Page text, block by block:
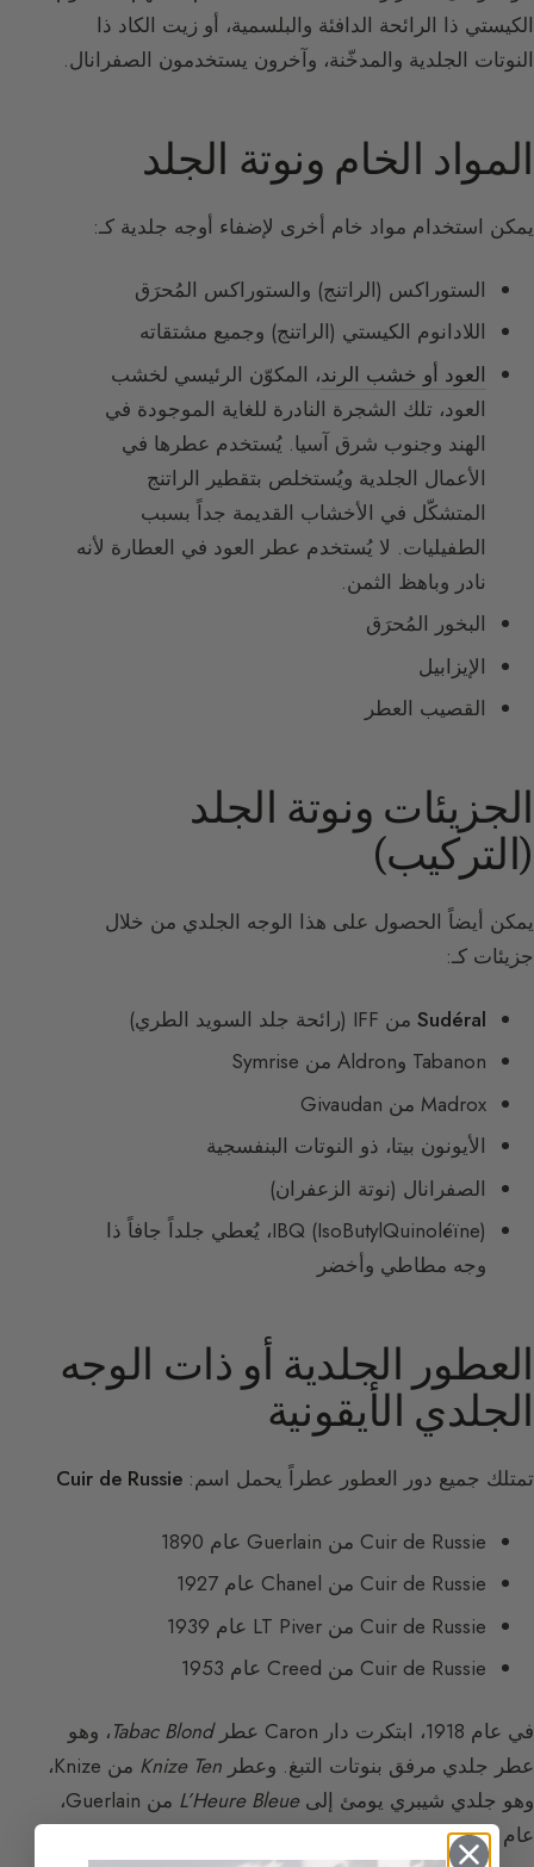
الكيستي ذا الرائحة الدافئة والبلسمية، أو زيت الكاد ذا
النوتات الجلدية والمدخّنة، وآخرون يستخدمون الصفرانال.
المواد الخام ونوتة الجلد
يمكن استخدام مواد خام أخرى لإضفاء أوجه جلدية كـ:
الستوراكس (الراتنج) والستوراكس المُحرَق
اللادانوم الكيستي (الراتنج) وجميع مشتقاته
العود أو خشب الرند، المكوّن الرئيسي لخشب
العود، تلك الشجرة النادرة للغاية الموجودة في
الهند وجنوب شرق آسيا. يُستخدم عطرها في
الأعمال الجلدية ويُستخلص بتقطير الراتنج
المتشكّل في الأخشاب القديمة جداً بسبب
الطفيليات. لا يُستخدم عطر العود في العطارة لأنه
نادر وباهظ الثمن.
البخور المُحرَق
الإيزابيل
القصيب العطر
الجزيئات ونوتة الجلد
(التركيب)
يمكن أيضاً الحصول على هذا الوجه الجلدي من خلال
جزيئات كـ:
Sudéral من IFF (رائحة جلد السويد الطري)
Tabanon وAldron من Symrise
Madrox من Givaudan
الأيونون بيتا، ذو النوتات البنفسجية
الصفرانال (نوتة الزعفران)
IBQ (IsoButylQuinoléïne)، يُعطي جلداً جافاً ذا
وجه مطاطي وأخضر
العطور الجلدية أو ذات الوجه
الجلدي الأيقونية
تمتلك جميع دور العطور عطراً يحمل اسم: Cuir de Russie
Cuir de Russie من Guerlain عام 1890
Cuir de Russie من Chanel عام 1927
Cuir de Russie من LT Piver عام 1939
Cuir de Russie من Creed عام 1953
في عام 1918، ابتكرت دار Caron عطر Tabac Blond، وهو
عطر جلدي مرفق بنوتات التبغ. وعطر Knize Ten
من Knize،
وهو جلدي شيبري يومئ إلىL’Heure Bleue
من Guerlain،
عام 1924.